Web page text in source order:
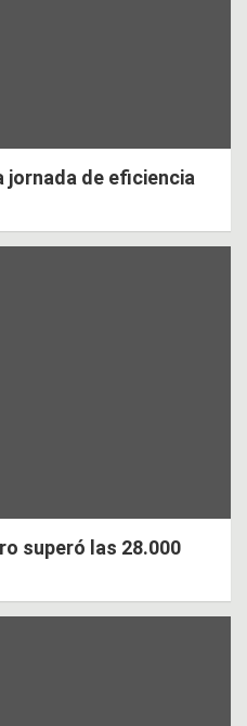
jornada de eficiencia
superó las 28.000